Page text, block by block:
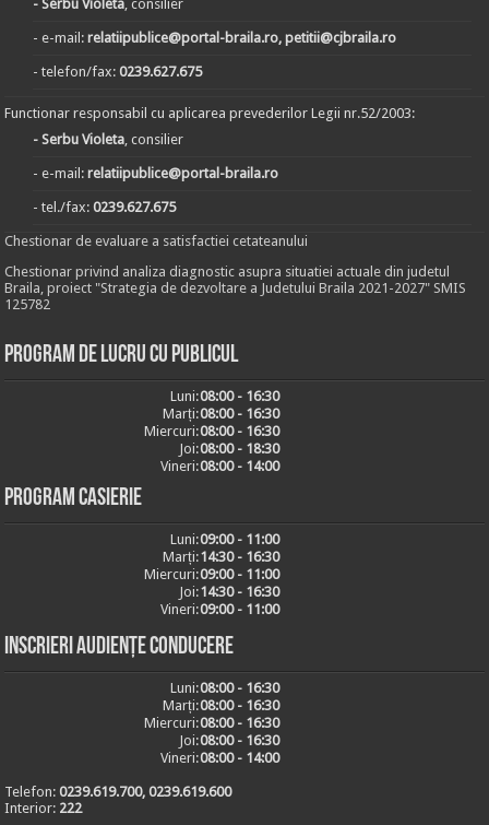
- Serbu Violeta , consilier
- e-mail:relatiipublice@portal-braila.ro, petitii@cjbraila.ro
- telefon/fax:0239.627.675
Functionar responsabil cu aplicarea prevederilor Legii nr.52/2003:
- Serbu Violeta , consilier
- e-mail:relatiipublice@portal-braila.ro
- tel./fax:0239.627.675
Chestionar de evaluare a satisfactiei cetateanului
Chestionar privind analiza diagnostic asupra situatiei actuale din judetul
Braila, proiect "Strategia de dezvoltare a Judetului Braila 2021-2027" SMIS
125782
Program de lucru cu publicul
Luni:08:00 - 16:30
Marți:08:00 - 16:30
Miercuri:08:00 - 16:30
Joi:08:00 - 18:30
Vineri:08:00 - 14:00
Program casierie
Luni:09:00 - 11:00
Marți:14:30 - 16:30
Miercuri:09:00 - 11:00
Joi:14:30 - 16:30
Vineri:09:00 - 11:00
Inscrieri audiențe conducere
Luni:08:00 - 16:30
Marți:08:00 - 16:30
Miercuri:08:00 - 16:30
Joi:08:00 - 16:30
Vineri:08:00 - 14:00
Telefon:0239.619.700, 0239.619.600
Interior: 222